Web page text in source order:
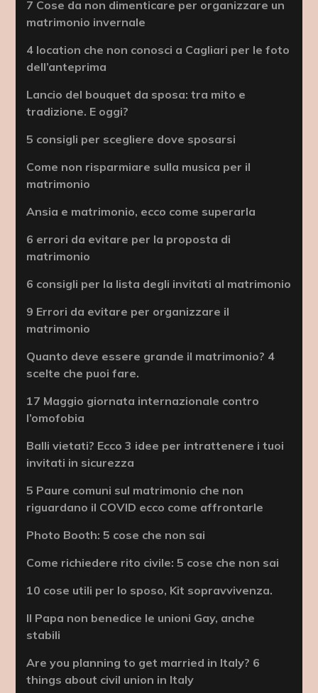
7 Cose da non dimenticare per organizzare un
matrimonio invernale
4 location che non conosci a Cagliari per le foto
dell’anteprima
Lancio del bouquet da sposa: tra mito e
tradizione. E oggi?
5 consigli per scegliere dove sposarsi
Come non risparmiare sulla musica per il
matrimonio
Ansia e matrimonio, ecco come superarla
6 errori da evitare per la proposta di
matrimonio
6 consigli per la lista degli invitati al matrimonio
9 Errori da evitare per organizzare il
matrimonio
Quanto deve essere grande il matrimonio? 4
scelte che puoi fare.
17 Maggio giornata internazionale contro
l’omofobia
Balli vietati? Ecco 3 idee per intrattenere i tuoi
invitati in sicurezza
5 Paure comuni sul matrimonio che non
riguardano il COVID ecco come affrontarle
Photo Booth: 5 cose che non sai
Come richiedere rito civile: 5 cose che non sai
10 cose utili per lo sposo, Kit sopravvivenza.
Il Papa non benedice le unioni Gay, anche
stabili
Are you planning to get married in Italy? 6
things about civil union in Italy